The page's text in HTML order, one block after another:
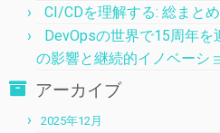
CI/CDを理解する: 総まとめ
DevOpsの世界で15周年
の影響と継続的イノベーシ
アーカイブ
2025年12月